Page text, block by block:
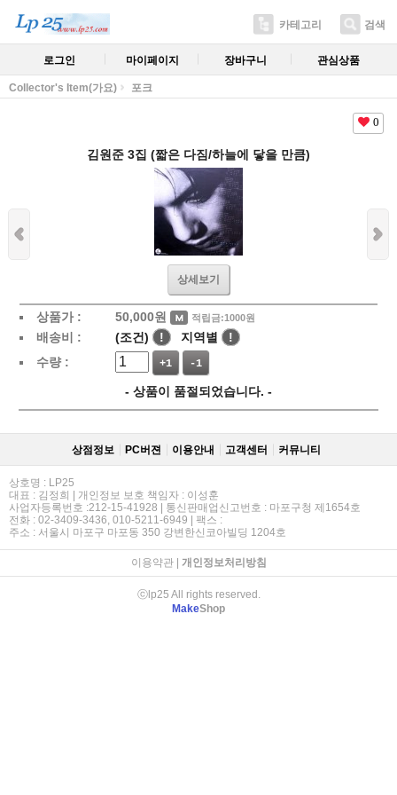
카테고리 검색
로그인 마이페이지 장바구니 관심상품
Collector's Item(가요) 포크
0
김원준 3집 (짧은 다짐/하늘에 닿을 만큼)
상세보기
상품가 : 50,000원 적립금:1000원
배송비 : (조건) ! 지역별
!
수량 :
+1 -1
- 상품이 품절되었습니다. -
상점정보 PC버젼 이용안내 고객센터 커뮤니티
상호명 : LP25
대표 : 김정희 | 개인정보 보호 책임자 : 이성훈
사업자등록번호 :212-15-41928 | 통신판매업신고번호 : 마포구청 제1654호
전화 : 02-3409-3436, 010-5211-6949 | 팩스 :
주소 : 서울시 마포구 마포동 350 강변한신코아빌딩 1204호
이용약관| 개인정보처리방침
ⓒlp25 All rights reserved.
MakeShop